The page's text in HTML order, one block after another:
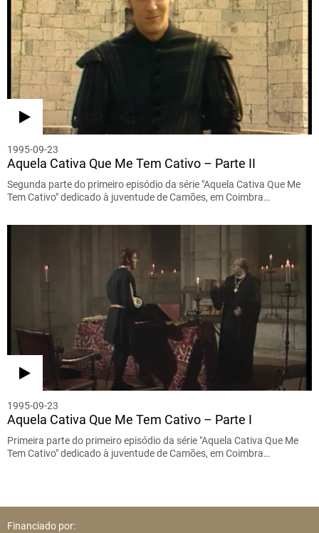
1995-09-23
Aquela Cativa Que Me Tem Cativo – Parte II
Segunda parte do primeiro episódio da série "Aquela Cativa Que Me
Tem Cativo" dedicado à juventude de Camões, em Coimbra…
1995-09-23
Aquela Cativa Que Me Tem Cativo – Parte I
Primeira parte do primeiro episódio da série "Aquela Cativa Que Me
Tem Cativo" dedicado à juventude de Camões, em Coimbra…
Financiado por: